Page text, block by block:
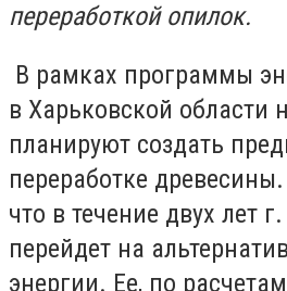
переработкой опилок.
В рамках программы
в Харьковской области
планируют создать
переработке
что в течение двух лет
перейдет на
энергии. Ее, по